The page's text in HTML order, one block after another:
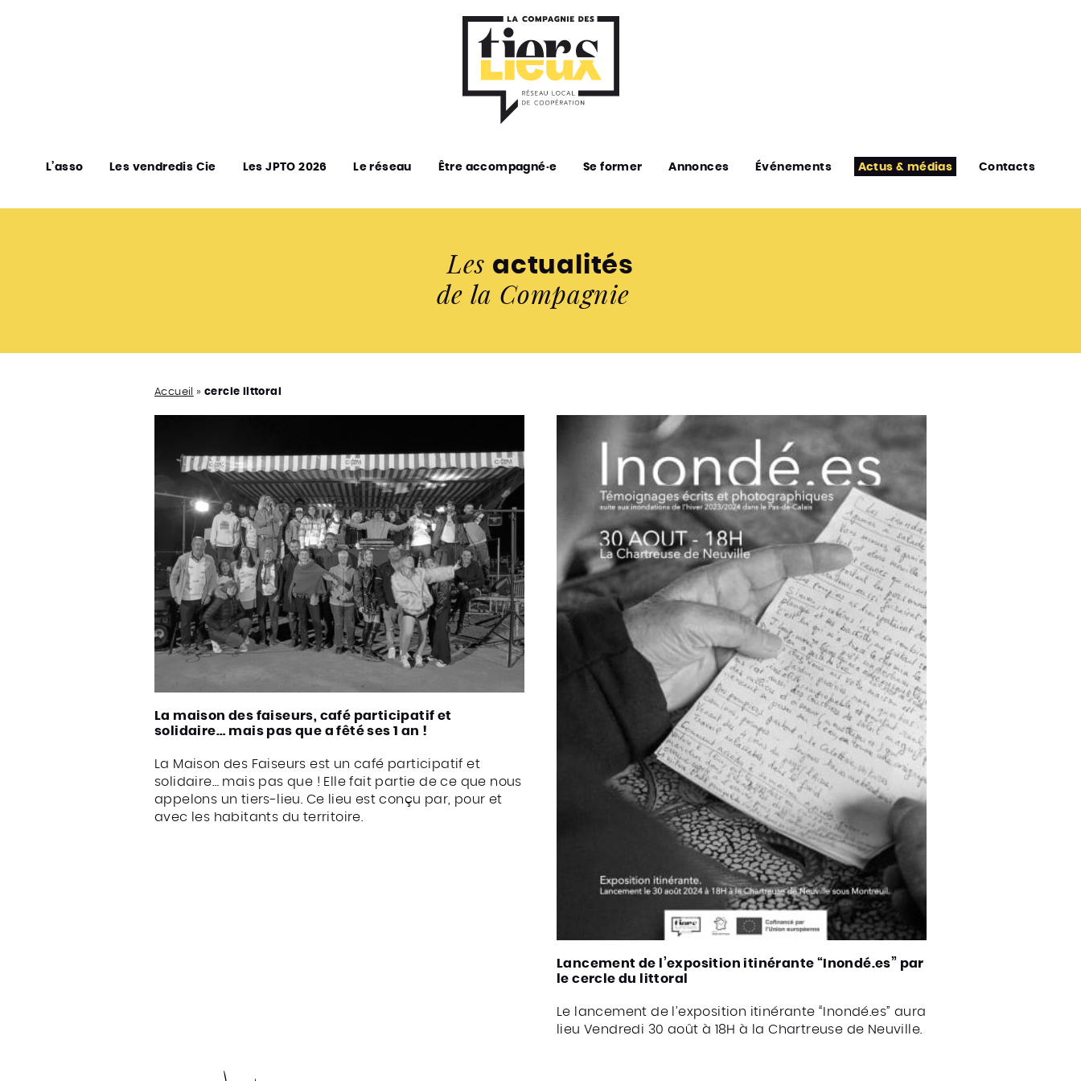
L’asso Les vendredis Cie Les JPTO 2026 Le réseau Être accompagné·e Se former Annonces Événements Actus & médias Contacts
Les actualités
de la Compagnie
Accueil »cercle littoral
La maison des faiseurs, café participatif et
solidaire… mais pas que a fêté ses 1 an !
La Maison des Faiseurs est un café participatif et
solidaire… mais pas que ! Elle fait partie de ce que nous
appelons un tiers-lieu. Ce lieu est conçu par, pour et
avec les habitants du territoire.
Lancement de l’exposition itinérante “Inondé.es” par
le cercle du littoral
Le lancement de l’exposition itinérante “Inondé.es” aura
lieu Vendredi 30 août à 18H à la Chartreuse de Neuville.